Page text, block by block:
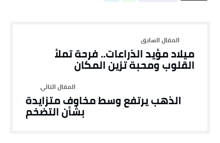
ميلاد مؤيد الذراعات.. فرحة تملأ
القلوب ومحبة تزين المكان
الذهب يرتفع وسط مخاوف متزايدة
بشأن التضخم